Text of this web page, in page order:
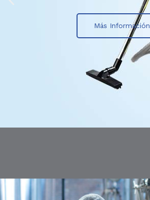
Más Información